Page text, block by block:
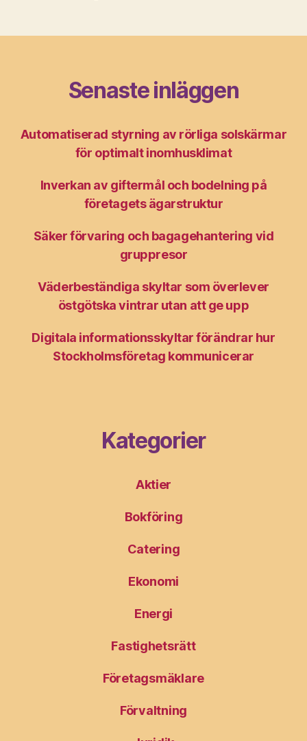
Senaste inläggen
Automatiserad styrning av rörliga solskärmar
för optimalt inomhusklimat
Inverkan av giftermål och bodelning på
företagets ägarstruktur
Säker förvaring och bagagehantering vid
gruppresor
Väderbeständiga skyltar som överlever
östgötska vintrar utan att ge upp
Digitala informationsskyltar förändrar hur
Stockholmsföretag kommunicerar
Kategorier
Aktier
Bokföring
Catering
Ekonomi
Energi
Fastighetsrätt
Företagsmäklare
Förvaltning